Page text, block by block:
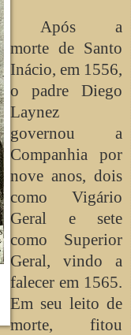
Após a
morte de Santo
Inácio, em 1556,
o padre Diego
Laynez
governou a
Companhia por
nove anos, dois
como Vigário
Geral e sete
como Superior
Geral, vindo a
falecer em 1565.
Em seu leito de
morte, fitou